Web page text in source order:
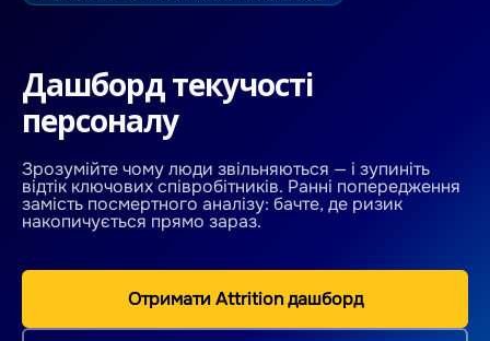
Дашборд текучості
персоналу
Зрозумійте чому люди звільняються — і зупиніть
відтік ключових співробітників. Ранні попередження
замість посмертного аналізу: бачте, де ризик
накопичується прямо зараз.
Отримати Attrition дашборд